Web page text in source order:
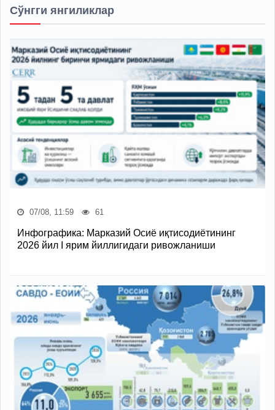
Сўнгги янгиликлар
07/08, 11:59 61
Инфографика: Марказий Осиё иқтисодиётининг
2026 йил I ярим йиллигидаги ривожланиши